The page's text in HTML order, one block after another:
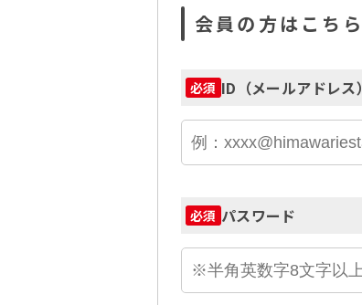
会員の方はこちら
必須 ID（メールアドレス）
必須 パスワード